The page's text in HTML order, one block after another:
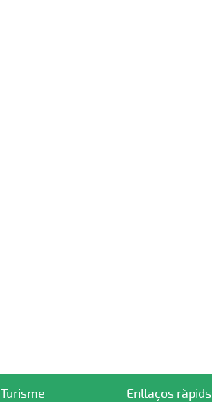
Turisme Enllaços ràpids